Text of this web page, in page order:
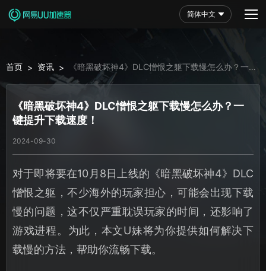
简体中文
首页 > 资讯 >
《暗黑破坏神4》DLC憎恨之躯下载慢怎么办？一
键提升下载速度！
《暗黑破坏神4》DLC憎恨之躯下载慢怎么办？一
键提升下载速度！
2024-09-30
对于即将要在10月8日上线的《暗黑破坏神4》DLC
憎恨之躯，不少海外的玩家担心，可能会出现下载
慢的问题，这不仅严重耽误玩家的时间，还影响了
游戏进程。为此，本文U妹将为你提供如何解决下
载慢的方法，帮助你流畅下载。